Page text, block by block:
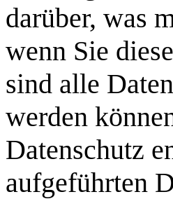
darüber, was
wenn Sie
sind alle
werden
Datenschutz
aufgeführten